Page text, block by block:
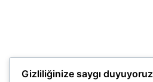
Gizliliğinize saygı duyuyoruz